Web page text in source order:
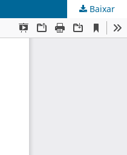
Baixar